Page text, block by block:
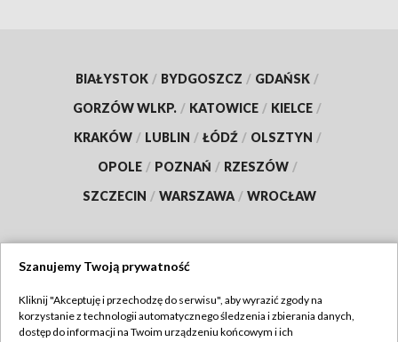
BIAŁYSTOK / BYDGOSZCZ / GDAŃSK /
GORZÓW WLKP. / KATOWICE / KIELCE /
KRAKÓW / LUBLIN / ŁÓDŹ / OLSZTYN /
OPOLE / POZNAŃ / RZESZÓW /
SZCZECIN / WARSZAWA / WROCŁAW
TVP
Szanujemy Twoją prywatność
Kliknij "Akceptuję i przechodzę do serwisu", aby wyrazić zgody na
korzystanie z technologii automatycznego śledzenia i zbierania danych,
dostęp do informacji na Twoim urządzeniu końcowym i ich